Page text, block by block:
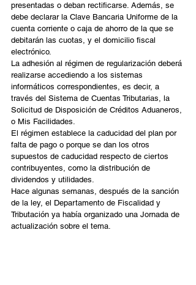
presentadas o deban rectificarse. Además, se
debe declarar la Clave Bancaria Uniforme de la
cuenta corriente o caja de ahorro de la que se
debitarán las cuotas, y el domicilio fiscal
electrónico.
La adhesión al régimen de regularización deberá
realizarse accediendo a los sistemas
informáticos correspondientes, es decir, a
través del Sistema de Cuentas Tributarias, la
Solicitud de Disposición de Créditos Aduaneros,
o Mis Facilidades.
El régimen establece la caducidad del plan por
falta de pago o porque se dan los otros
supuestos de caducidad respecto de ciertos
contribuyentes, como la distribución de
dividendos y utilidades.
Hace algunas semanas, después de la sanción
de la ley, el Departamento de Fiscalidad y
Tributación ya había organizado una Jornada de
actualización sobre el tema.